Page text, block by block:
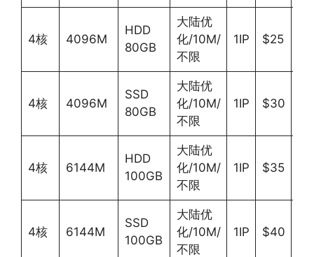
4核 4096M
HDD
80GB
大陆优
化/10M/
不限
1IP $25
4核 4096M
SSD
80GB
大陆优
化/10M/
不限
1IP $30
4核 6144M
HDD
100GB
大陆优
化/10M/
不限
1IP $35
4核 6144M
SSD
100GB
大陆优
化/10M/
不限
1IP $40